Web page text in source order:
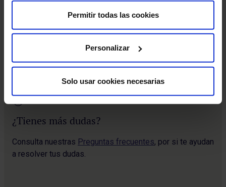
Permitir todas las cookies
Personalizar
Solo usar cookies necesarias
Obtén tu documentación clínica
Solicitar documentación
¿Tienes más dudas?
Consulta nuestras Preguntas frecuentes, por si te ayudan
a resolver tus dudas.